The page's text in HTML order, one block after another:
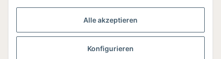
Alle akzeptieren
Konfigurieren
Vertrag widerrufen